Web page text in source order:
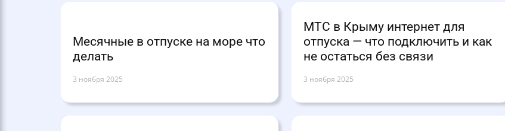
Месячные в отпуске на море что
делать
3 ноября 2025
МТС в Крыму интернет для
отпуска — что подключить и как
не остаться без связи
3 ноября 2025